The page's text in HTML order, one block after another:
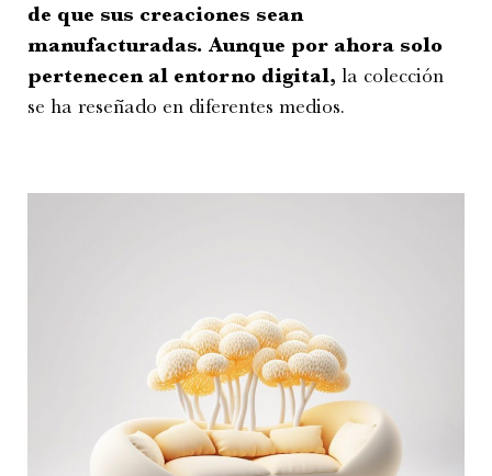
de que sus creaciones sean
manufacturadas. Aunque por ahora solo
pertenecen al entorno digital, la colección
se ha reseñado en diferentes medios.